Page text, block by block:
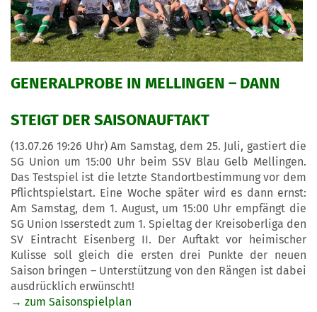
GENERALPROBE IN MELLINGEN – DANN
STEIGT DER SAISONAUFTAKT
(13.07.26 19:26 Uhr) Am Samstag, dem 25. Juli, gastiert die
SG Union um 15:00 Uhr beim SSV Blau Gelb Mellingen.
Das Testspiel ist die letzte Standortbestimmung vor dem
Pflichtspielstart. Eine Woche später wird es dann ernst:
Am Samstag, dem 1. August, um 15:00 Uhr empfängt die
SG Union Isserstedt zum 1. Spieltag der Kreisoberliga den
SV Eintracht Eisenberg II. Der Auftakt vor heimischer
Kulisse soll gleich die ersten drei Punkte der neuen
Saison bringen – Unterstützung von den Rängen ist dabei
ausdrücklich erwünscht!
→ zum Saisonspielplan